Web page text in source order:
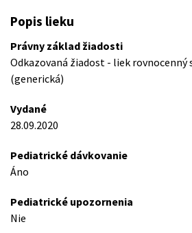
Popis lieku
Právny základ žiadosti
Odkazovaná žiadost - liek
(generická)
Vydané
28.09.2020
Pediatrické dávkovanie
Áno
Pediatrické upozornenia
Nie